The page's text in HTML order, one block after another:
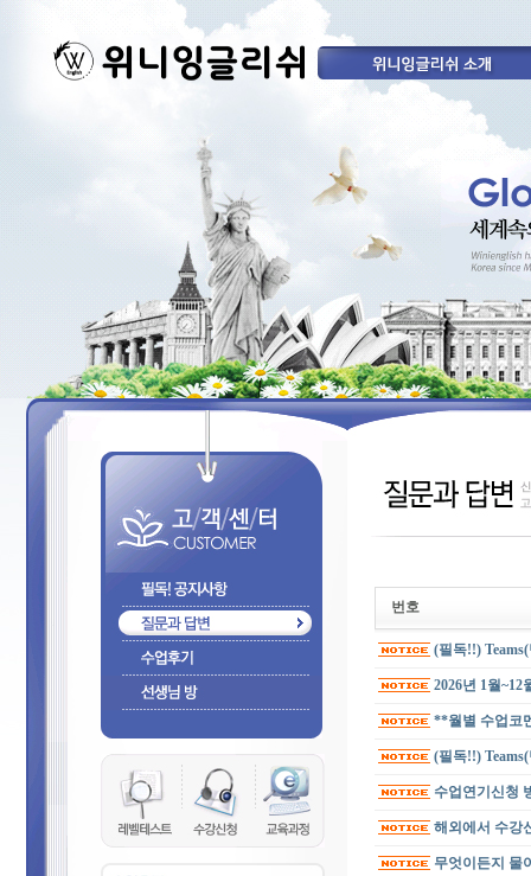
번호
(필독!!)
2026년 1월
**월별 수업코
(필독!!)
수업연기신청
해외에서 수강
무엇이든지 물